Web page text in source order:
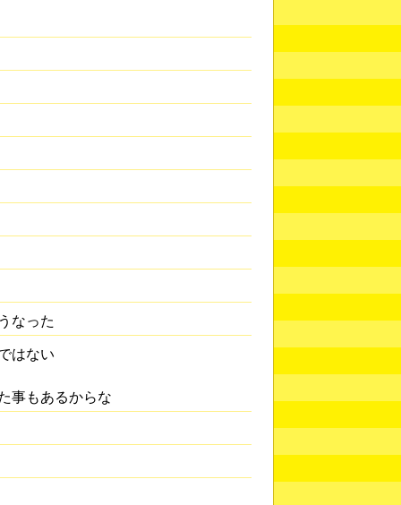
なった
はない
事もあるからな